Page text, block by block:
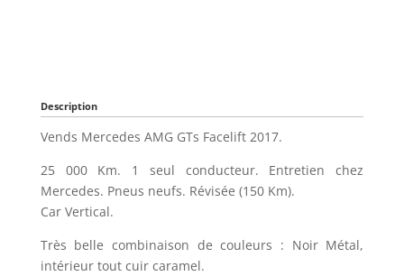
Description
Vends Mercedes AMG GTs Facelift 2017.
25 000 Km. 1 seul conducteur. Entretien chez
Mercedes. Pneus neufs. Révisée (150 Km).
Car Vertical.
Très belle combinaison de couleurs : Noir Métal,
intérieur tout cuir caramel.